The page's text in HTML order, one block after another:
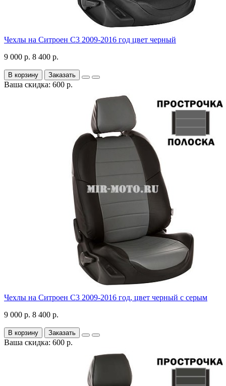
Чехлы на Ситроен С3 2009-2016 год цвет черный
9 000 р. 8 400 р.
В корзину Заказать
Ваша скидка: 600 р.
Чехлы на Ситроен С3 2009-2016 год, цвет черный с серым
9 000 р. 8 400 р.
В корзину Заказать
Ваша скидка: 600 р.